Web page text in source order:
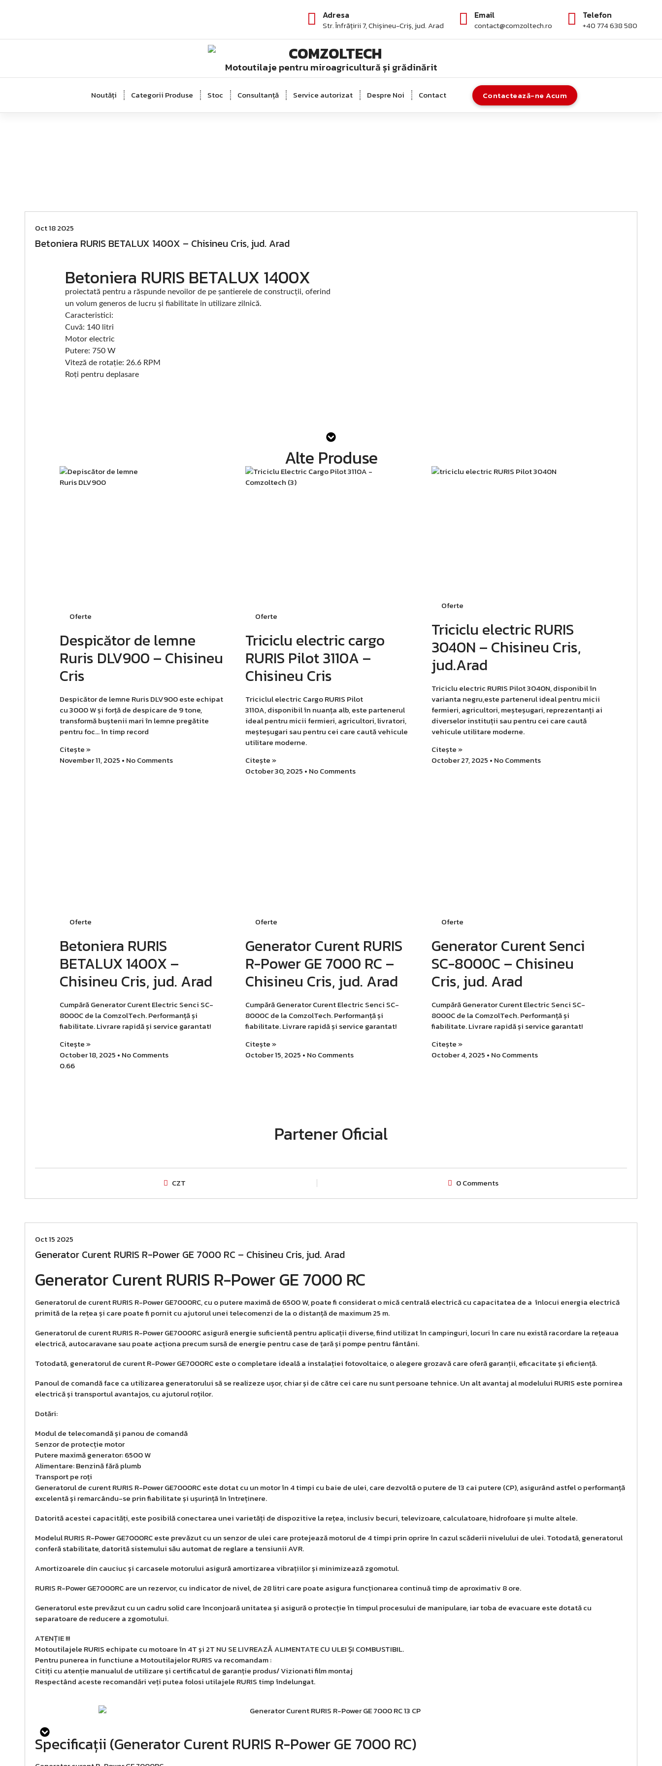
Adresa
Str. Înfrățirii 7, Chișineu-Criș, jud. Arad
Email
contact@comzoltech.ro
Telefon
+40 774 638 580
Motoutilaje pentru miroagricultură și grădinărit
Noutăți Categorii Produse Stoc Consultanță Service autorizat Despre Noi Contact Contactează-ne Acum
Oct 18 2025
Betoniera RURIS BETALUX 1400X – Chisineu Cris, jud. Arad
Betoniera RURIS BETALUX 1400X
proiectată pentru a răspunde nevoilor de pe șantierele de construcții, oferind
un volum generos de lucru și fiabilitate în utilizare zilnică.
Caracteristici:
Cuvă: 140 litri
Motor electric
Putere: 750 W
Viteză de rotație: 26.6 RPM
Roți pentru deplasare
Alte Produse
Oferte
Despicător de lemne
Ruris DLV900 – Chisineu
Cris
Despicător de lemne Ruris DLV900 este echipat
cu 3000 W și forță de despicare de 9 tone,
transformă buștenii mari în lemne pregătite
pentru foc… în timp record
Citește »
November 11, 2025
No Comments
Oferte
Triciclu electric cargo
RURIS Pilot 3110A –
Chisineu Cris
Triciclul electric Cargo RURIS Pilot
3110A, disponibil în nuanța alb, este partenerul
ideal pentru micii fermieri, agricultori, livratori,
meșteșugari sau pentru cei care caută vehicule
utilitare moderne.
Citește »
October 30, 2025
No Comments
Oferte
Triciclu electric RURIS
3040N – Chisineu Cris,
jud.Arad
Triciclu electric RURIS Pilot 3040N, disponibil în
varianta negru,este partenerul ideal pentru micii
fermieri, agricultori, meșteșugari, reprezentanți ai
diverselor instituții sau pentru cei care caută
vehicule utilitare moderne.
Citește »
October 27, 2025
No Comments
Oferte
Betoniera RURIS
BETALUX 1400X –
Chisineu Cris, jud. Arad
Cumpără Generator Curent Electric Senci SC-
8000C de la ComzolTech. Performanță și
fiabilitate. Livrare rapidă și service garantat!
Citește »
October 18, 2025
No Comments
Oferte
Generator Curent RURIS
R-Power GE 7000 RC –
Chisineu Cris, jud. Arad
Cumpără Generator Curent Electric Senci SC-
8000C de la ComzolTech. Performanță și
fiabilitate. Livrare rapidă și service garantat!
Citește »
October 15, 2025
No Comments
Oferte
Generator Curent Senci
SC-8000C – Chisineu
Cris, jud. Arad
Cumpără Generator Curent Electric Senci SC-
8000C de la ComzolTech. Performanță și
fiabilitate. Livrare rapidă și service garantat!
Citește »
October 4, 2025
No Comments
Partener Oficial
CZT
0 Comments
Oct 15 2025
Generator Curent RURIS R-Power GE 7000 RC – Chisineu Cris, jud. Arad
Generator Curent RURIS R-Power GE 7000 RC
Generatorul de curent RURIS R-Power GE7000RC, cu o putere maximă de 6500 W, poate fi considerat o mică centrală electrică cu capacitatea de a înlocui energia electrică
primită de la rețea și care poate fi pornit cu ajutorul unei telecomenzi de la o distanță de maximum 25 m.
Generatorul de curent RURIS R-Power GE7000RC asigură energie suficientă pentru aplicații diverse, fiind utilizat în campinguri, locuri în care nu există racordare la rețeaua
electrică, autocaravane sau poate acționa precum sursă de energie pentru case de țară și pompe pentru fântâni.
Totodată, generatorul de curent R-Power GE7000RC este o completare ideală a instalației fotovoltaice, o alegere grozavă care oferă garanții, eficacitate și eficiență.
Panoul de comandă face ca utilizarea generatorului să se realizeze ușor, chiar și de către cei care nu sunt persoane tehnice. Un alt avantaj al modelului RURIS este pornirea
electrică și transportul avantajos, cu ajutorul roților.
Dotări:
Modul de telecomandă și panou de comandă
Senzor de protecție motor
Putere maximă generator: 6500 W
Alimentare: Benzină fără plumb
Transport pe roți
Generatorul de curent RURIS R-Power GE7000RC este dotat cu un motor în 4 timpi cu baie de ulei, care dezvoltă o putere de 13 cai putere (CP), asigurând astfel o performanță
excelentă și remarcându-se prin fiabilitate și ușurință în întreținere.
Datorită acestei capacități, este posibilă conectarea unei varietăți de dispozitive la rețea, inclusiv becuri, televizoare, calculatoare, hidrofoare și multe altele.
Modelul RURIS R-Power GE7000RC este prevăzut cu un senzor de ulei care protejează motorul de 4 timpi prin oprire în cazul scăderii nivelului de ulei. Totodată, generatorul
conferă stabilitate, datorită sistemului său automat de reglare a tensiunii AVR.
Amortizoarele din cauciuc și carcasele motorului asigură amortizarea vibrațiilor și minimizează zgomotul.
RURIS R-Power GE7000RC are un rezervor, cu indicator de nivel, de 28 litri care poate asigura funcționarea continuă timp de aproximativ 8 ore.
Generatorul este prevăzut cu un cadru solid care înconjoară unitatea și asigură o protecție în timpul procesului de manipulare, iar toba de evacuare este dotată cu
separatoare de reducere a zgomotului.
ATENȚIE !!!
Motoutilajele RURIS echipate cu motoare în 4T și 2T NU SE LIVREAZĂ ALIMENTATE CU ULEI ȘI COMBUSTIBIL.
Pentru punerea in functiune a Motoutilajelor RURIS va recomandam :
Citiți cu atenție manualul de utilizare și certificatul de garanție produs/ Vizionati film montaj
Respectând aceste recomandări veți putea folosi utilajele RURIS timp îndelungat.
Specificații (Generator Curent RURIS R-Power GE 7000 RC)